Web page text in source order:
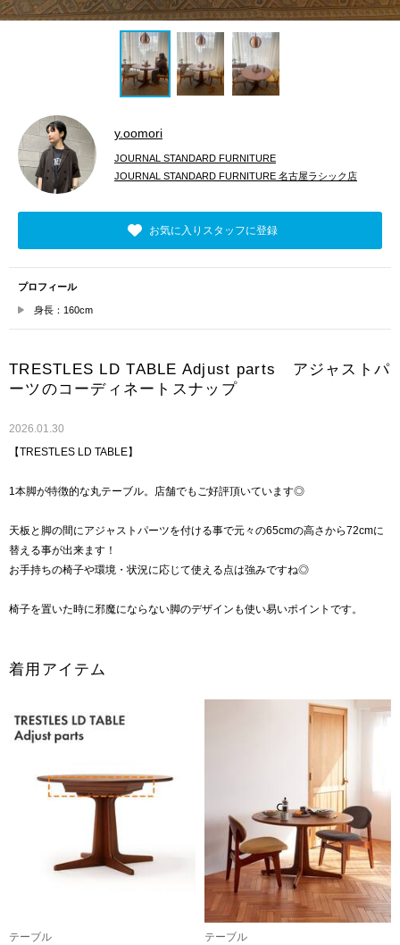
y.oomori
JOURNAL STANDARD FURNITURE
JOURNAL STANDARD FURNITURE 名古屋ラシック店
お気に入りスタッフに登録
プロフィール
身長：160cm
TRESTLES LD TABLE Adjust parts アジャストパ
ーツのコーディネートスナップ
2026.01.30
【TRESTLES LD TABLE】
1本脚が特徴的な丸テーブル。店舗でもご好評頂いています◎
天板と脚の間にアジャストパーツを付ける事で元々の65cmの高さから72cmに
替える事が出来ます！
お手持ちの椅子や環境・状況に応じて使える点は強みですね◎
椅子を置いた時に邪魔にならない脚のデザインも使い易いポイントです。
着用アイテム
テーブル
テーブル